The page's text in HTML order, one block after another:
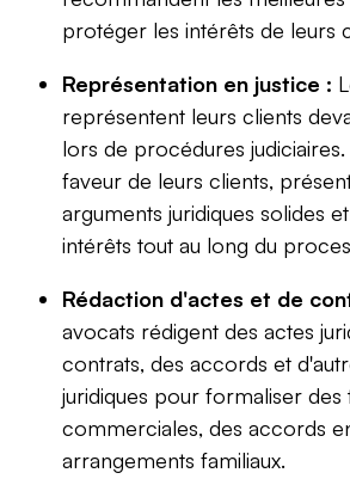
protéger les intérêts de leurs
Représentation en justice :
représentent leurs clients
lors de procédures
faveur de leurs clients,
arguments juridiques solides
intérêts tout au long du
Rédaction d'actes et de
avocats rédigent des actes
contrats, des accords et
juridiques pour formaliser des
commerciales, des accords
arrangements familiaux.